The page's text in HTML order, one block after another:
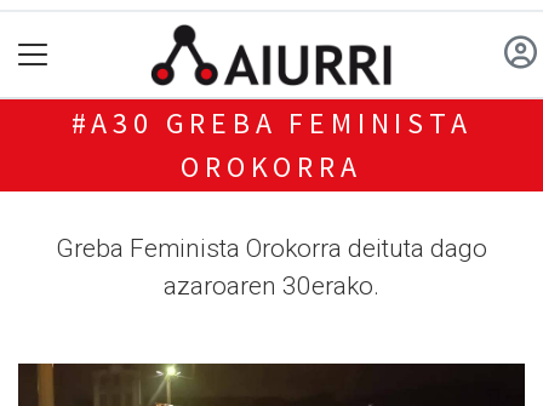
#A30 GREBA FEMINISTA
OROKORRA
Greba Feminista Orokorra deituta dago
azaroaren 30erako.